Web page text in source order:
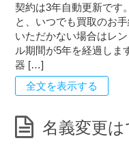
契約は3年自動更新です
と、いつでも買取のお
いただかない場合はレ
ル期間が5年を経過しま
器 […]
全文を表示する
名義変更